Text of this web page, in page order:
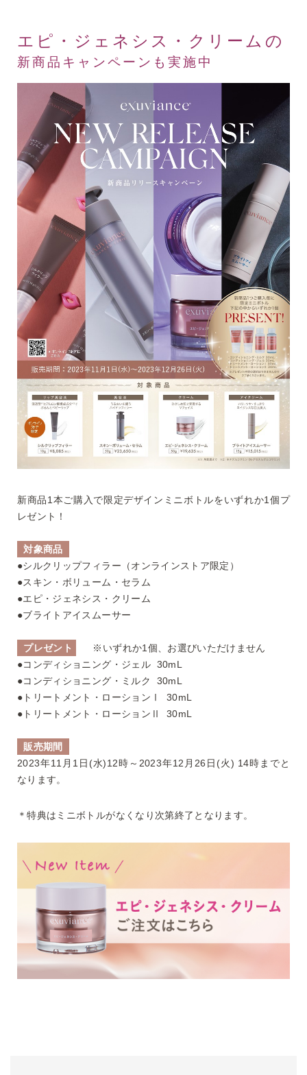
エピ・ジェネシス・クリームの
新商品キャンペーンも実施中
新商品1本ご購入で限定デザインミニボトルをいずれか1個プ
レゼント！
対象商品
●シルクリップフィラー（オンラインストア限定）
●スキン・ボリューム・セラム
●エピ・ジェネシス・クリーム
●ブライトアイスムーサー
プレゼント
※いずれか1個、お選びいただけません
●コンディショニング・ジェル 30mL
●コンディショニング・ミルク 30mL
●トリートメント・ローションⅠ 30mL
●トリートメント・ローションⅡ 30mL
販売期間
2023年11月1日(水)12時～2023年12月26日(火) 14時までと
なります。
＊特典はミニボトルがなくなり次第終了となります。